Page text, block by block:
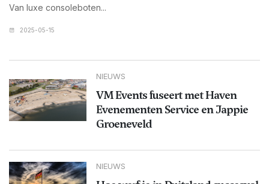
Van luxe consoleboten...
2025-05-15
NIEUWS
VM Events fuseert met Haven
Evenementen Service en Jappie
Groeneveld
NIEUWS